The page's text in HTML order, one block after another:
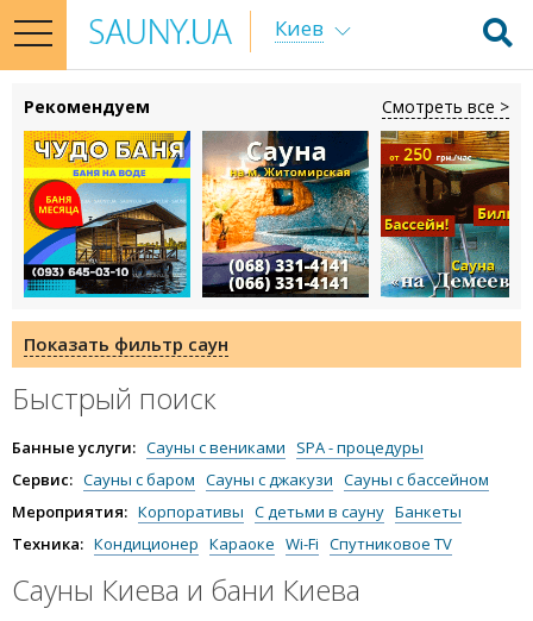
toggle
navigation
Киев
Рекомендуем Смотреть все >
Быстрый поиск
Банные услуги: Сауны с вениками
SPA - процедуры
Массаж в сауне
Пропарки в сауне
Сервис: Сауны с баром Сауны с джакузи Сауны с бассейном
Сауна со своей едой
Сауны с бильярдом
Мероприятия: Корпоративы С детьми в сауну Банкеты
Сауны с рестораном
Техника: Кондиционер Караоке Wi-Fi Спутниковое TV
Сауны Киева и бани Киева
Показать фильтр саун